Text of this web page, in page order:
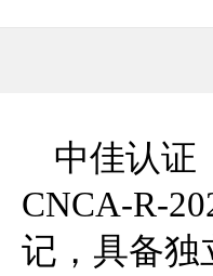
中佳认证
CNCA-R-
记，具备独